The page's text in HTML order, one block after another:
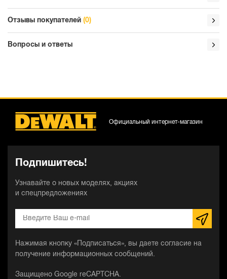
Отзывы покупателей (0)
Вопросы и ответы
Подпишитесь!
Узнавайте о новых моделях, акциях
и спецпредложениях
Нажимая кнопку «Подписаться», вы даете согласие на
получение информационных сообщений.
Защищено Google reCAPTCHA.
Официальный интернет-магазин